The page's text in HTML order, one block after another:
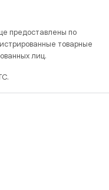
предоставлены по
товарные
лиц.